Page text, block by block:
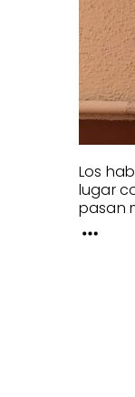
Los
lugar
pasan